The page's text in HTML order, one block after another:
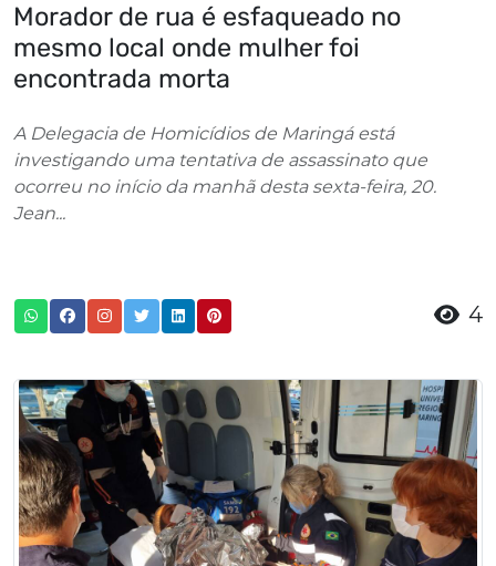
Morador de rua é esfaqueado no
mesmo local onde mulher foi
encontrada morta
A Delegacia de Homicídios de Maringá está
investigando uma tentativa de assassinato que
ocorreu no início da manhã desta sexta-feira, 20.
Jean...
4